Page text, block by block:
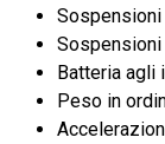
Batteria agli
Peso in